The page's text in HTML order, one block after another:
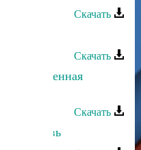
Скачать
Скачать
драгоценная
Скачать
любовь